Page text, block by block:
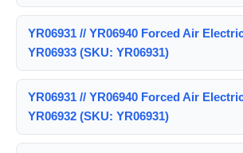
YR06931 // YR06940 Forced Air
YR06933 (SKU: YR06931)
YR06931 // YR06940 Forced Air
YR06932 (SKU: YR06931)